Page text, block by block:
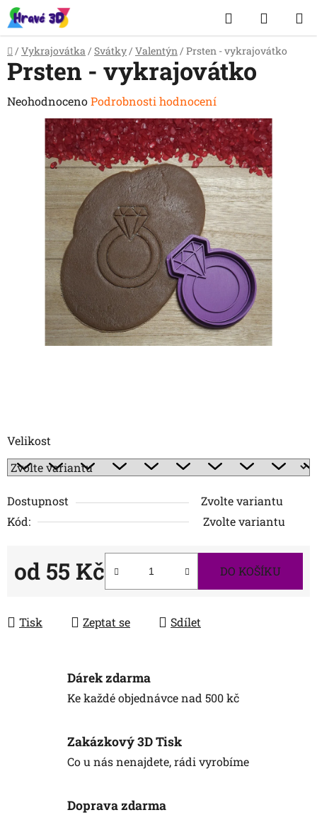
Přejít
na
obsah
Hledat
KOŠÍK
Domů
/ Vykrajovátka / Svátky / Valentýn / Prsten - vykrajovátko
Velikost
Dostupnost
Zvolte variantu
Kód:
Zvolte variantu
od 55 Kč DO KOŠÍKU
Tisk Zeptat se Sdílet
Prsten - vykrajovátko
Průměrné
hodnocení
produktu
hvězdiček.
NeohodnocenoPodrobnosti hodnocení
Dárek zdarma
Ke každé objednávce nad 500 kč
Zakázkový 3D Tisk
Co u nás nenajdete, rádi vyrobíme
Doprava zdarma